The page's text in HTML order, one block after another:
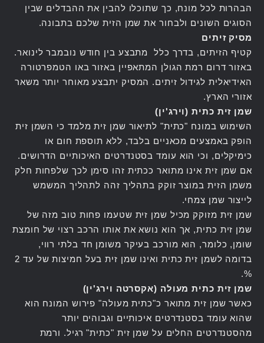
הבהרות לכל מונח, כך שתוכלו להבין את ההבדלים שבין
הסוגים השונים ולבחור את שמן הזית שלכם בתבונה.
מסיק זיתים
קטיף הזיתים, בדרך כלל מתבצע בין חודש נובמבר לינואר.
באזור דרום רמת הגולן המתאפיין באזור באו הטמפרטורה
האידיאלית לגידול זיתים. המסיק יתבצע מאוחר יותר משאר
אזורי הארץ.
שמן זית כתית (וירג'ין)
השימוש במונח "כתית" לתיאור שמן זית מלמד כי השמן זית
הופק באמצעים מכאניים בלבד, ללא תוספת חום או
כימיקלים, וכי הוא עומד בסטנדרטים האיכותיים הדרושים.
אם שמן זית אינו מתואר ככתית זהו סימן לכך שלפחות חלק
משמן הזית במוצר זוקק בתהליך זהה לתהליך המשמש
לייצור שמן צמחי.
שמן זית מזוקק מכיל שמן זית שטעמו פחות טוב מזה של
שמן זית כתית, אך הוא נושא את אותו הרכב רצוי של חומצת
שומן, כלומר, הוא מורכב בעיקר משומן חד בלתי רווי,
בדומה לשמן זית כתית ואינו שמן זית בעל חמיצות של עד 2
%.
שמן זית כתית מעולה (אקסרטה וירג'ין)
כאשר שמן זית מתואר כ"כתית מעולה" פירוש המונח הוא
שהוא עומד בסטנדרטים איכותיים וגבוהים יותר
מהסטנדרטים החלים על שמן זית "כתית" רגיל. ורמת